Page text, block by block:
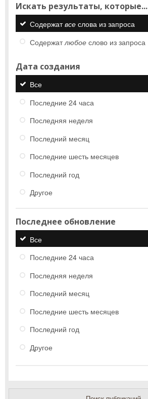
Искать результаты, которые...
Содержатвсе слова из запроса
Содержатлюбое слово из запроса
Дата создания
Все
Последние 24 часа
Последняя неделя
Последний месяц
Последние шесть месяцев
Последний год
Другое
Последнее обновление
Все
Последние 24 часа
Последняя неделя
Последний месяц
Последние шесть месяцев
Последний год
Другое